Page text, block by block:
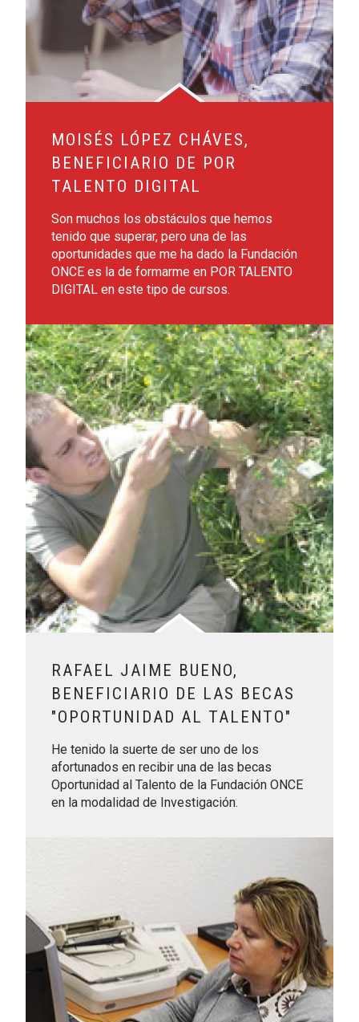
MOISÉS LÓPEZ CHÁVES,
BENEFICIARIO DE POR
TALENTO DIGITAL
Son muchos los obstáculos que hemos
tenido que superar, pero una de las
oportunidades que me ha dado la Fundación
ONCE es la de formarme en POR TALENTO
DIGITAL en este tipo de cursos.
RAFAEL JAIME BUENO,
BENEFICIARIO DE LAS BECAS
"OPORTUNIDAD AL TALENTO"
He tenido la suerte de ser uno de los
afortunados en recibir una de las becas
Oportunidad al Talento de la Fundación ONCE
en la modalidad de Investigación.
Leer más sobre Rafael Jaime Bueno, beneficiario de las